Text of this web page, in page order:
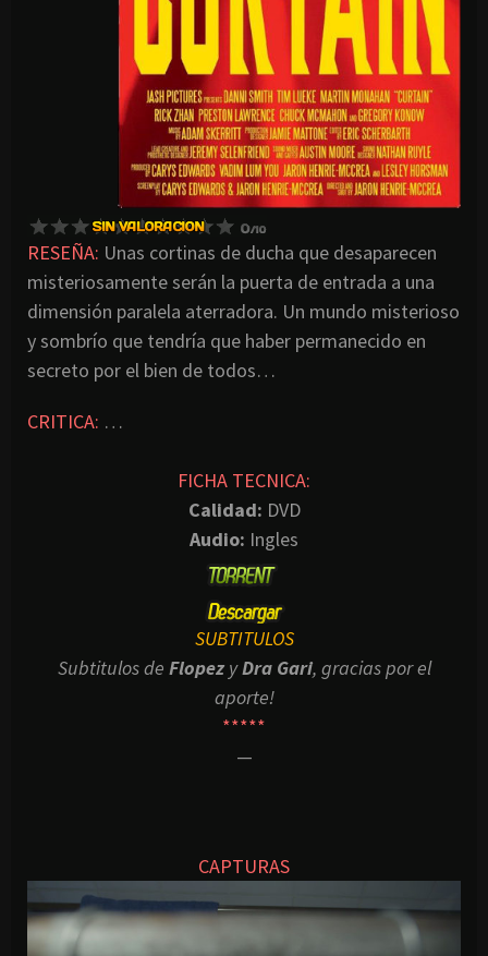
RESEÑA: Unas cortinas de ducha que desaparecen
misteriosamente serán la puerta de entrada a una
dimensión paralela aterradora. Un mundo misterioso
y sombrío que tendría que haber permanecido en
secreto por el bien de todos…
CRITICA: …
FICHA TECNICA:
Calidad: DVD
Audio: Ingles
SUBTITULOS
Subtitulos de FlopezyDra Gari, gracias por el
aporte!
*****
—
CAPTURAS